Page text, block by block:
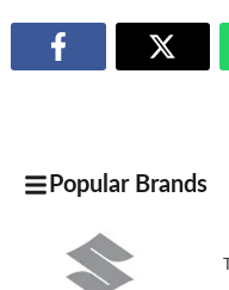
Popular Brands